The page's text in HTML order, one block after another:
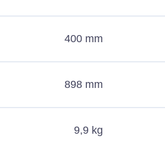
400 mm
898 mm
9,9 kg